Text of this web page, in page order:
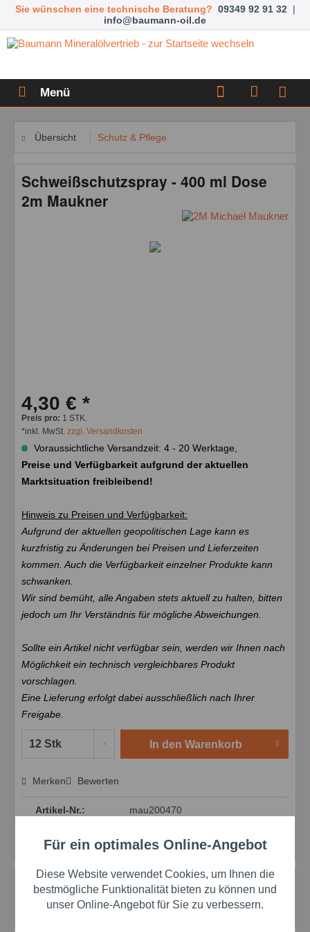
Sie wünschen eine technische Beratung? 09349 92 91 32 |
info@baumann-oil.de
Menü
Übersicht Schutz & Pflege
Schweißschutzspray - 400 ml Dose
2m Maukner
4,30 € *
Preis pro: 1 STK.
*inkl. MwSt. zzgl. Versandkosten
Voraussichtliche Versandzeit: 4 - 20 Werktage,
Preise und Verfügbarkeit aufgrund der aktuellen
Marktsituation freibleibend!
Hinweis zu Preisen und Verfügbarkeit:
Aufgrund der aktuellen geopolitischen Lage kann es
kurzfristig zu Änderungen bei Preisen und Lieferzeiten
kommen. Auch die Verfügbarkeit einzelner Produkte kann
schwanken.
Wir sind bemüht, alle Angaben stets aktuell zu halten, bitten
jedoch um Ihr Verständnis für mögliche Abweichungen.
Sollte ein Artikel nicht verfügbar sein, werden wir Ihnen nach
Möglichkeit ein technisch vergleichbares Produkt
vorschlagen.
Eine Lieferung erfolgt dabei ausschließlich nach Ihrer
Freigabe.
In den Warenkorb
Preis anfragen
Merken Bewerten
Artikel-Nr.:
mau200470
Herstellernr.:
200470
Beschreibung
Transparenter Schutzfilm bei Schweißarbeiten mit
Schweißschutz-Spray Das 2m...
Funktionale Aktiv
Marketing Aktiv
Für ein optimales Online-Angebot
Diese Website verwendet Cookies, um Ihnen die
bestmögliche Funktionalität bieten zu können und
unser Online-Angebot für Sie zu verbessern.